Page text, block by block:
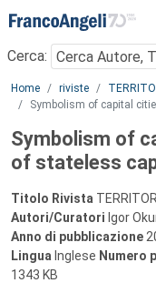
Menu
Cerca:
Main content
Home riviste
Symbolism of capital
Symbolism of
of stateless
Titolo Rivista
Autori/Curatori Igor
Anno di pubblicazione
Lingua Inglese Numero
1343 KB